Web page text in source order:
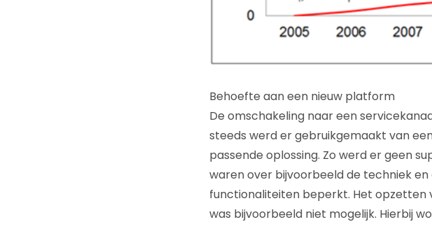
Behoefte aan een nieuw platform
De omschakeling naar een
steeds werd er gebruikgemaakt van
passende oplossing. Zo werd er geen
waren over bijvoorbeeld de techniek
functionaliteiten beperkt. Het opzetten
was bijvoorbeeld niet mogelijk. Hierbij